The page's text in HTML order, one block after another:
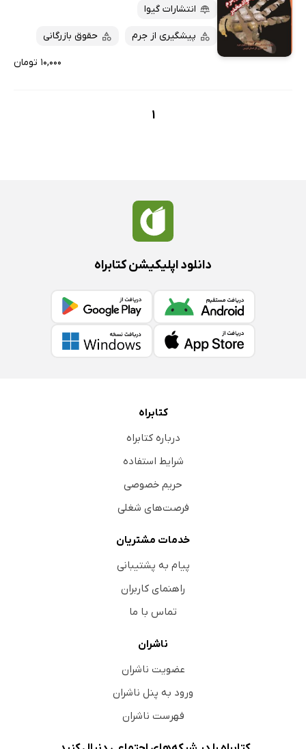
انتشارات گیوا
پیشگیری از جرم حقوق بازرگانی
۱۰,۰۰۰ تومان
1
دانلود اپلیکیشن کتابراه
کتابراه
درباره کتابراه
شرایط استفاده
حریم خصوصی
فرصت‌های شغلی
خدمات مشتریان
پیام به پشتیبانی
راهنمای کاربران
تماس با ما
ناشران
عضویت ناشران
ورود به پنل ناشران
فهرست ناشران